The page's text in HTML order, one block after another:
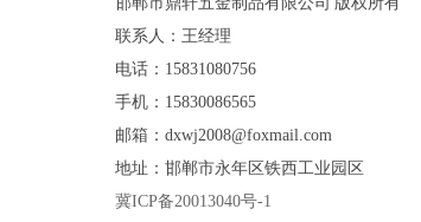
联系人：王经理
电话：15831080756
手机：15830086565
邮箱：dxwj2008@foxmail.com
地址：邯郸市永年区铁西工业园区
冀ICP备20013040号-1